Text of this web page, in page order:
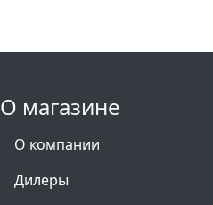
О магазине
О компании
Дилеры